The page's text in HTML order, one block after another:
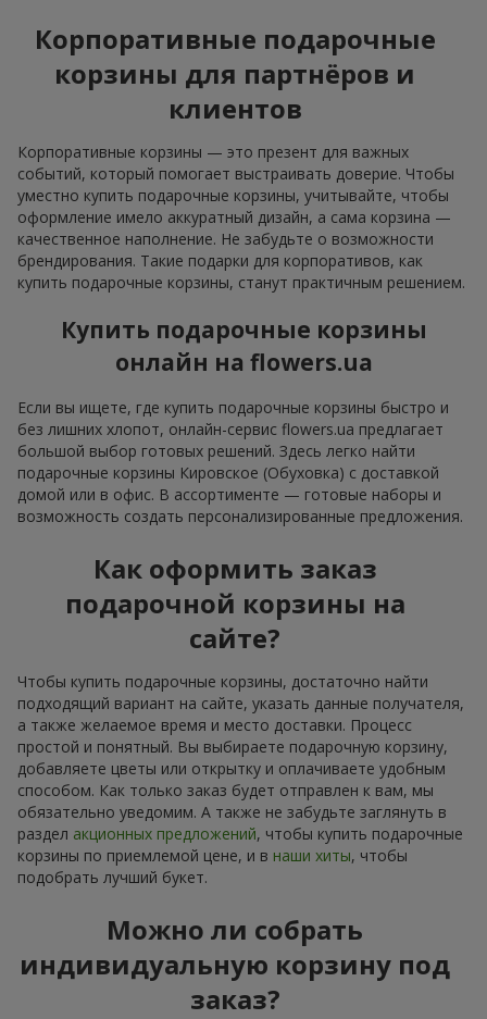
Корпоративные подарочные
корзины для партнёров и
клиентов
Корпоративные корзины — это презент для важных
событий, который помогает выстраивать доверие. Чтобы
уместно купить подарочные корзины, учитывайте, чтобы
оформление имело аккуратный дизайн, а сама корзина —
качественное наполнение. Не забудьте о возможности
брендирования. Такие подарки для корпоративов, как
купить подарочные корзины, станут практичным решением.
Купить подарочные корзины
онлайн на flowers.ua
Если вы ищете, где купить подарочные корзины быстро и
без лишних хлопот, онлайн-сервис flowers.ua предлагает
большой выбор готовых решений. Здесь легко найти
подарочные корзины Кировское (Обуховка) с доставкой
домой или в офис. В ассортименте — готовые наборы и
возможность создать персонализированные предложения.
Как оформить заказ
подарочной корзины на
сайте?
Чтобы купить подарочные корзины, достаточно найти
подходящий вариант на сайте, указать данные получателя,
а также желаемое время и место доставки. Процесс
простой и понятный. Вы выбираете подарочную корзину,
добавляете цветы или открытку и оплачиваете удобным
способом. Как только заказ будет отправлен к вам, мы
обязательно уведомим. А также не забудьте заглянуть в
раздел акционных предложений, чтобы купить подарочные
корзины по приемлемой цене, и в наши хиты, чтобы
подобрать лучший букет.
Можно ли собрать
индивидуальную корзину под
заказ?